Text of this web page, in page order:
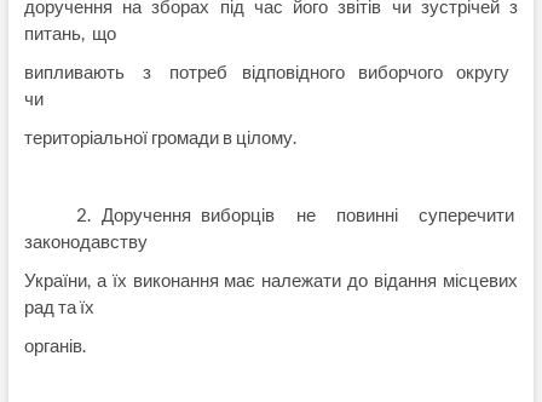
доручення на зборах під час його звітів чи зустрічей з
питань, що
випливають з потреб відповідного виборчого округу
чи
територіальної громади в цілому.
2. Доручення виборців не повинні суперечити
законодавству
України, а їх виконання має належати до відання місцевих
рад та їх
органів.